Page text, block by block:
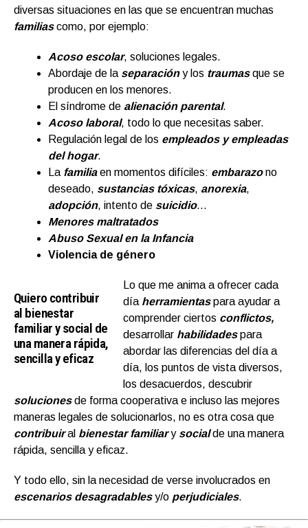
diversas situaciones en las que se encuentran muchas
familiascomo, por ejemplo:
Acoso escolar, soluciones legales.
Abordaje de la separación y los traumasque se
producen en los menores.
El síndrome de alienación parental.
Acoso laboral, todo lo que necesitas saber.
Regulación legal de los empleados y empleadas
del hogar.
La familia en momentos difíciles: embarazono
deseado, sustancias tóxicas, anorexia,
adopción, intento de suicidio…
Menores maltratados
Abuso Sexual en la Infancia
Violencia de género
Quiero contribuir
al bienestar
familiar y social de
una manera rápida,
sencilla y eficaz
Lo que me anima a ofrecer cada
día herramientaspara ayudar a
comprender ciertos conflictos,
desarrollar habilidadespara
abordar las diferencias del día a
día, los puntos de vista diversos,
los desacuerdos, descubrir
soluciones de forma cooperativa e incluso las mejores
maneras legales de solucionarlos, no es otra cosa que
contribuir al bienestar familiary social de una manera
rápida, sencilla y eficaz.
Y todo ello, sin la necesidad de verse involucrados en
escenarios desagradablesy/o perjudiciales.